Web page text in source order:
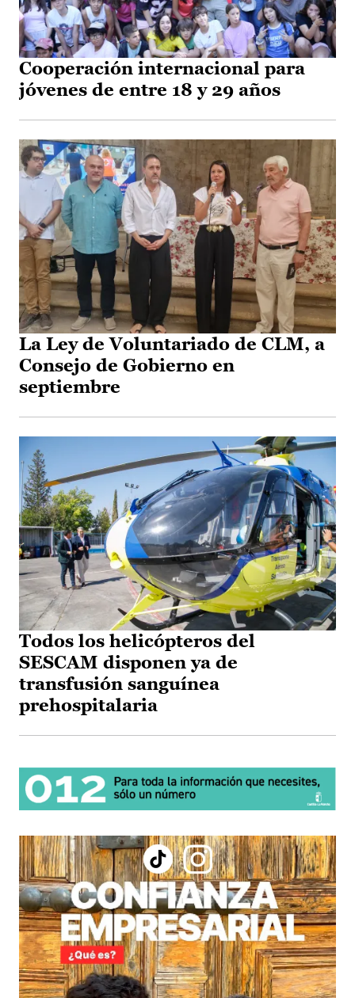
Cooperación internacional para
jóvenes de entre 18 y 29 años
La Ley de Voluntariado de CLM, a
Consejo de Gobierno en
septiembre
Todos los helicópteros del
SESCAM disponen ya de
transfusión sanguínea
prehospitalaria